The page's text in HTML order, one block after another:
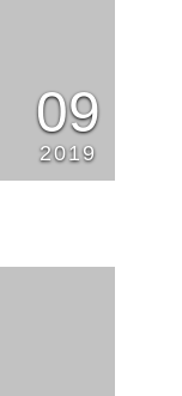
09
2019